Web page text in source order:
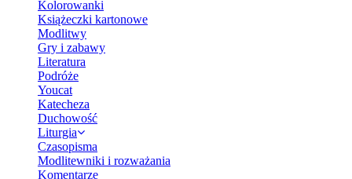
Kolorowanki
Książeczki kartonowe
Modlitwy
Gry i zabawy
Literatura
Podróże
Youcat
Katecheza
Duchowość
Liturgia
Czasopisma
Modlitewniki i rozważania
Komentarze